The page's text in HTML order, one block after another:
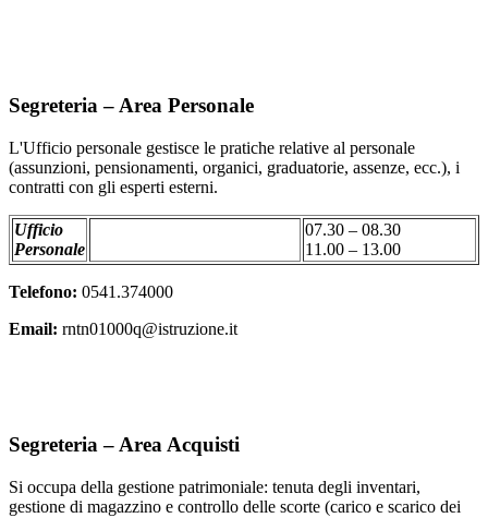
Segreteria – Area Personale
L'Ufficio personale gestisce le pratiche relative al personale
(assunzioni, pensionamenti, organici, graduatorie, assenze, ecc.), i
contratti con gli esperti esterni.
Ufficio
Personale
07.30 – 08.30
11.00 – 13.00
Telefono: 0541.374000
Email: rntn01000q@istruzione.it
Segreteria – Area Acquisti
Si occupa della gestione patrimoniale: tenuta degli inventari,
gestione di magazzino e controllo delle scorte (carico e scarico dei